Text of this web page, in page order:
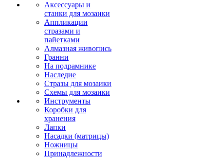
Аксессуары и
станки для мозаики
Аппликации
стразами и
пайетками
Алмазная живопись
Гранни
На подрамнике
Наследие
Стразы для мозаики
Схемы для мозаики
Инструменты
Коробки для
хранения
Лапки
Насадки (матрицы)
Ножницы
Принадлежности